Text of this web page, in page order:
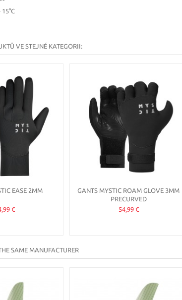
VE STEJNÉ KATEGORII:
EASE 2MM
€
GANTS MYSTIC ROAM GLOVE 3MM
PRECURVED
54,99 €
SAME MANUFACTURER